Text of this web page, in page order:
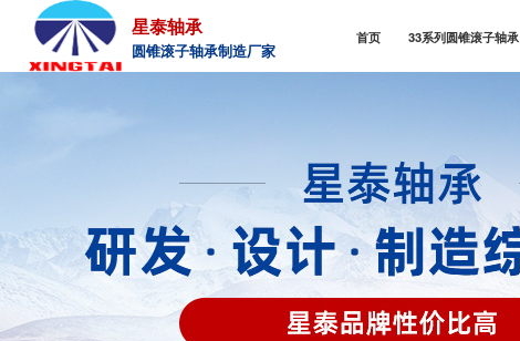
星泰轴承
圆锥滚子轴承制造厂家
首页 33系列圆锥滚子轴承